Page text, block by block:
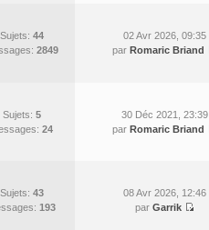
Sujets: 44
2849
02 Avr 2026, 09:35
par Romaric Briand
Sujets: 5
24
30 Déc 2021, 23:39
par Romaric Briand
Sujets: 43
193
08 Avr 2026, 12:46
par Garrik